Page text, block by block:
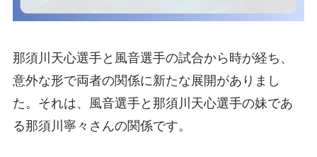
那須川天心選手と風音選手の試合から時が経ち、
意外な形で両者の関係に新たな展開がありまし
た。それは、風音選手と那須川天心選手の妹であ
る那須川寧々さんの関係です。